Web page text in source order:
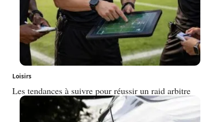
Loisirs
Les tendances à suivre pour réussir un raid arbitre